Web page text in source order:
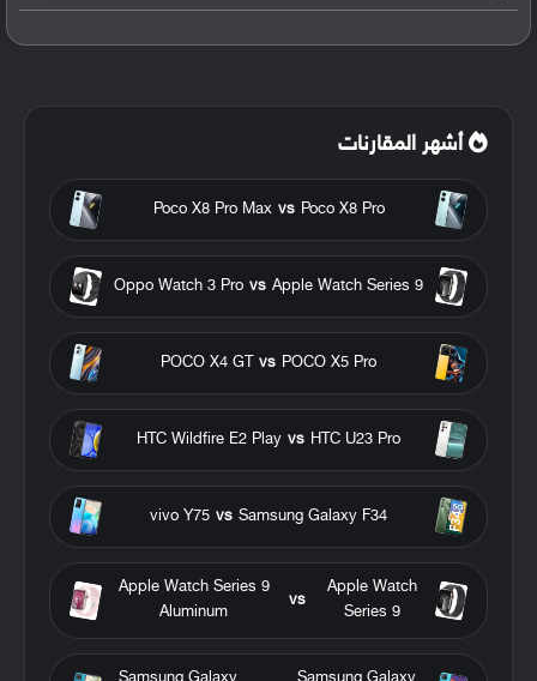
أشهر المقارنات
Poco X8 Pro
vs
Poco X8 Pro Max
Apple Watch Series 9
vs
Oppo Watch 3 Pro
POCO X5 Pro
vs
POCO X4 GT
HTC U23 Pro
vs
HTC Wildfire E2 Play
Samsung Galaxy F34
vs
vivo Y75
Apple Watch
Series 9
vs
Apple Watch Series 9
Aluminum